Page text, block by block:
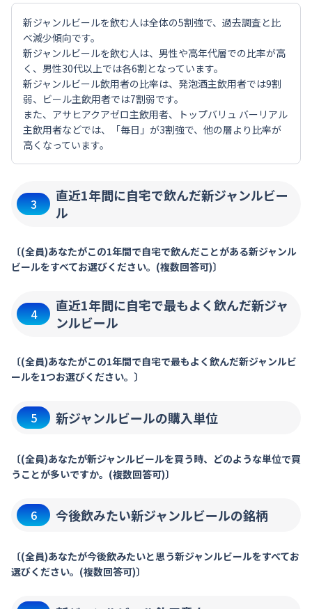
新ジャンルビールを飲む人は全体の5割強で、過去調査と比
べ減少傾向です。
新ジャンルビールを飲む人は、男性や高年代層での比率が高
く、男性30代以上では各6割となっています。
新ジャンルビール飲用者の比率は、発泡酒主飲用者では9割
弱、ビール主飲用者では7割弱です。
また、アサヒアクアゼロ主飲用者、トップバリュ バーリアル
主飲用者などでは、「毎日」が3割強で、他の層より比率が
高くなっています。
3
直近1年間に自宅で飲んだ新ジャンルビー
ル
〔(全員)あなたがこの1年間で自宅で飲んだことがある新ジャンル
ビールをすべてお選びください。(複数回答可)〕
4
直近1年間に自宅で最もよく飲んだ新ジャ
ンルビール
〔(全員)あなたがこの1年間で自宅で最もよく飲んだ新ジャンルビ
ールを1つお選びください。〕
5 新ジャンルビールの購入単位
〔(全員)あなたが新ジャンルビールを買う時、どのような単位で買
うことが多いですか。(複数回答可)〕
6 今後飲みたい新ジャンルビールの銘柄
〔(全員)あなたが今後飲みたいと思う新ジャンルビールをすべてお
選びください。(複数回答可)〕